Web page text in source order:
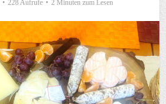
228 Aufrufe 2 Minuten zum Lesen